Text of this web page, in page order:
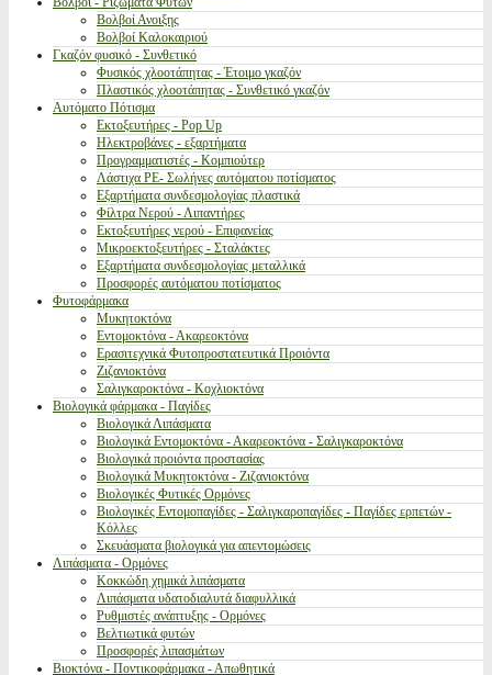
Βολβοί Ανοιξης
Βολβοί Καλοκαιριού
Γκαζόν φυσικό - Συνθετικό
Φυσικός χλοοτάπητας - Έτοιμο γκαζόν
Πλαστικός χλοοτάπητας - Συνθετικό γκαζόν
Αυτόματο Πότισμα
Εκτοξευτήρες - Pop Up
Ηλεκτροβάνες - εξαρτήματα
Προγραμματιστές - Κομπιούτερ
Λάστιχα PE- Σωλήνες αυτόματου ποτίσματος
Εξαρτήματα συνδεσμολογίας πλαστικά
Φίλτρα Νερού - Λιπαντήρες
Εκτοξευτήρες νερού - Επιφανείας
Μικροεκτοξευτήρες - Σταλάκτες
Εξαρτήματα συνδεσμολογίας μεταλλικά
Προσφορές αυτόματου ποτίσματος
Φυτοφάρμακα
Μυκητοκτόνα
Εντομοκτόνα - Ακαρεοκτόνα
Ερασιτεχνικά Φυτοπροστατευτικά Προιόντα
Ζιζανιοκτόνα
Σαλιγκαροκτόνα - Κοχλιοκτόνα
Βιολογικά φάρμακα - Παγίδες
Βιολογικά Λιπάσματα
Βιολογικά Εντομοκτόνα - Ακαρεοκτόνα - Σαλιγκαροκτόνα
Βιολογικά προιόντα προστασίας
Βιολογικά Μυκητοκτόνα - Ζιζανιοκτόνα
Βιολογικές Φυτικές Ορμόνες
Βιολογικές Εντομοπαγίδες - Σαλιγκαροπαγίδες - Παγίδες ερπετών -
Κόλλες
Σκευάσματα βιολογικά για απεντομώσεις
Λιπάσματα - Ορμόνες
Κοκκώδη χημικά λιπάσματα
Λιπάσματα υδατοδιαλυτά διαφυλλικά
Ρυθμιστές ανάπτυξης - Ορμόνες
Βελτιωτικά φυτών
Προσφορές λιπασμάτων
Βιοκτόνα - Ποντικοφάρμακα - Απωθητικά